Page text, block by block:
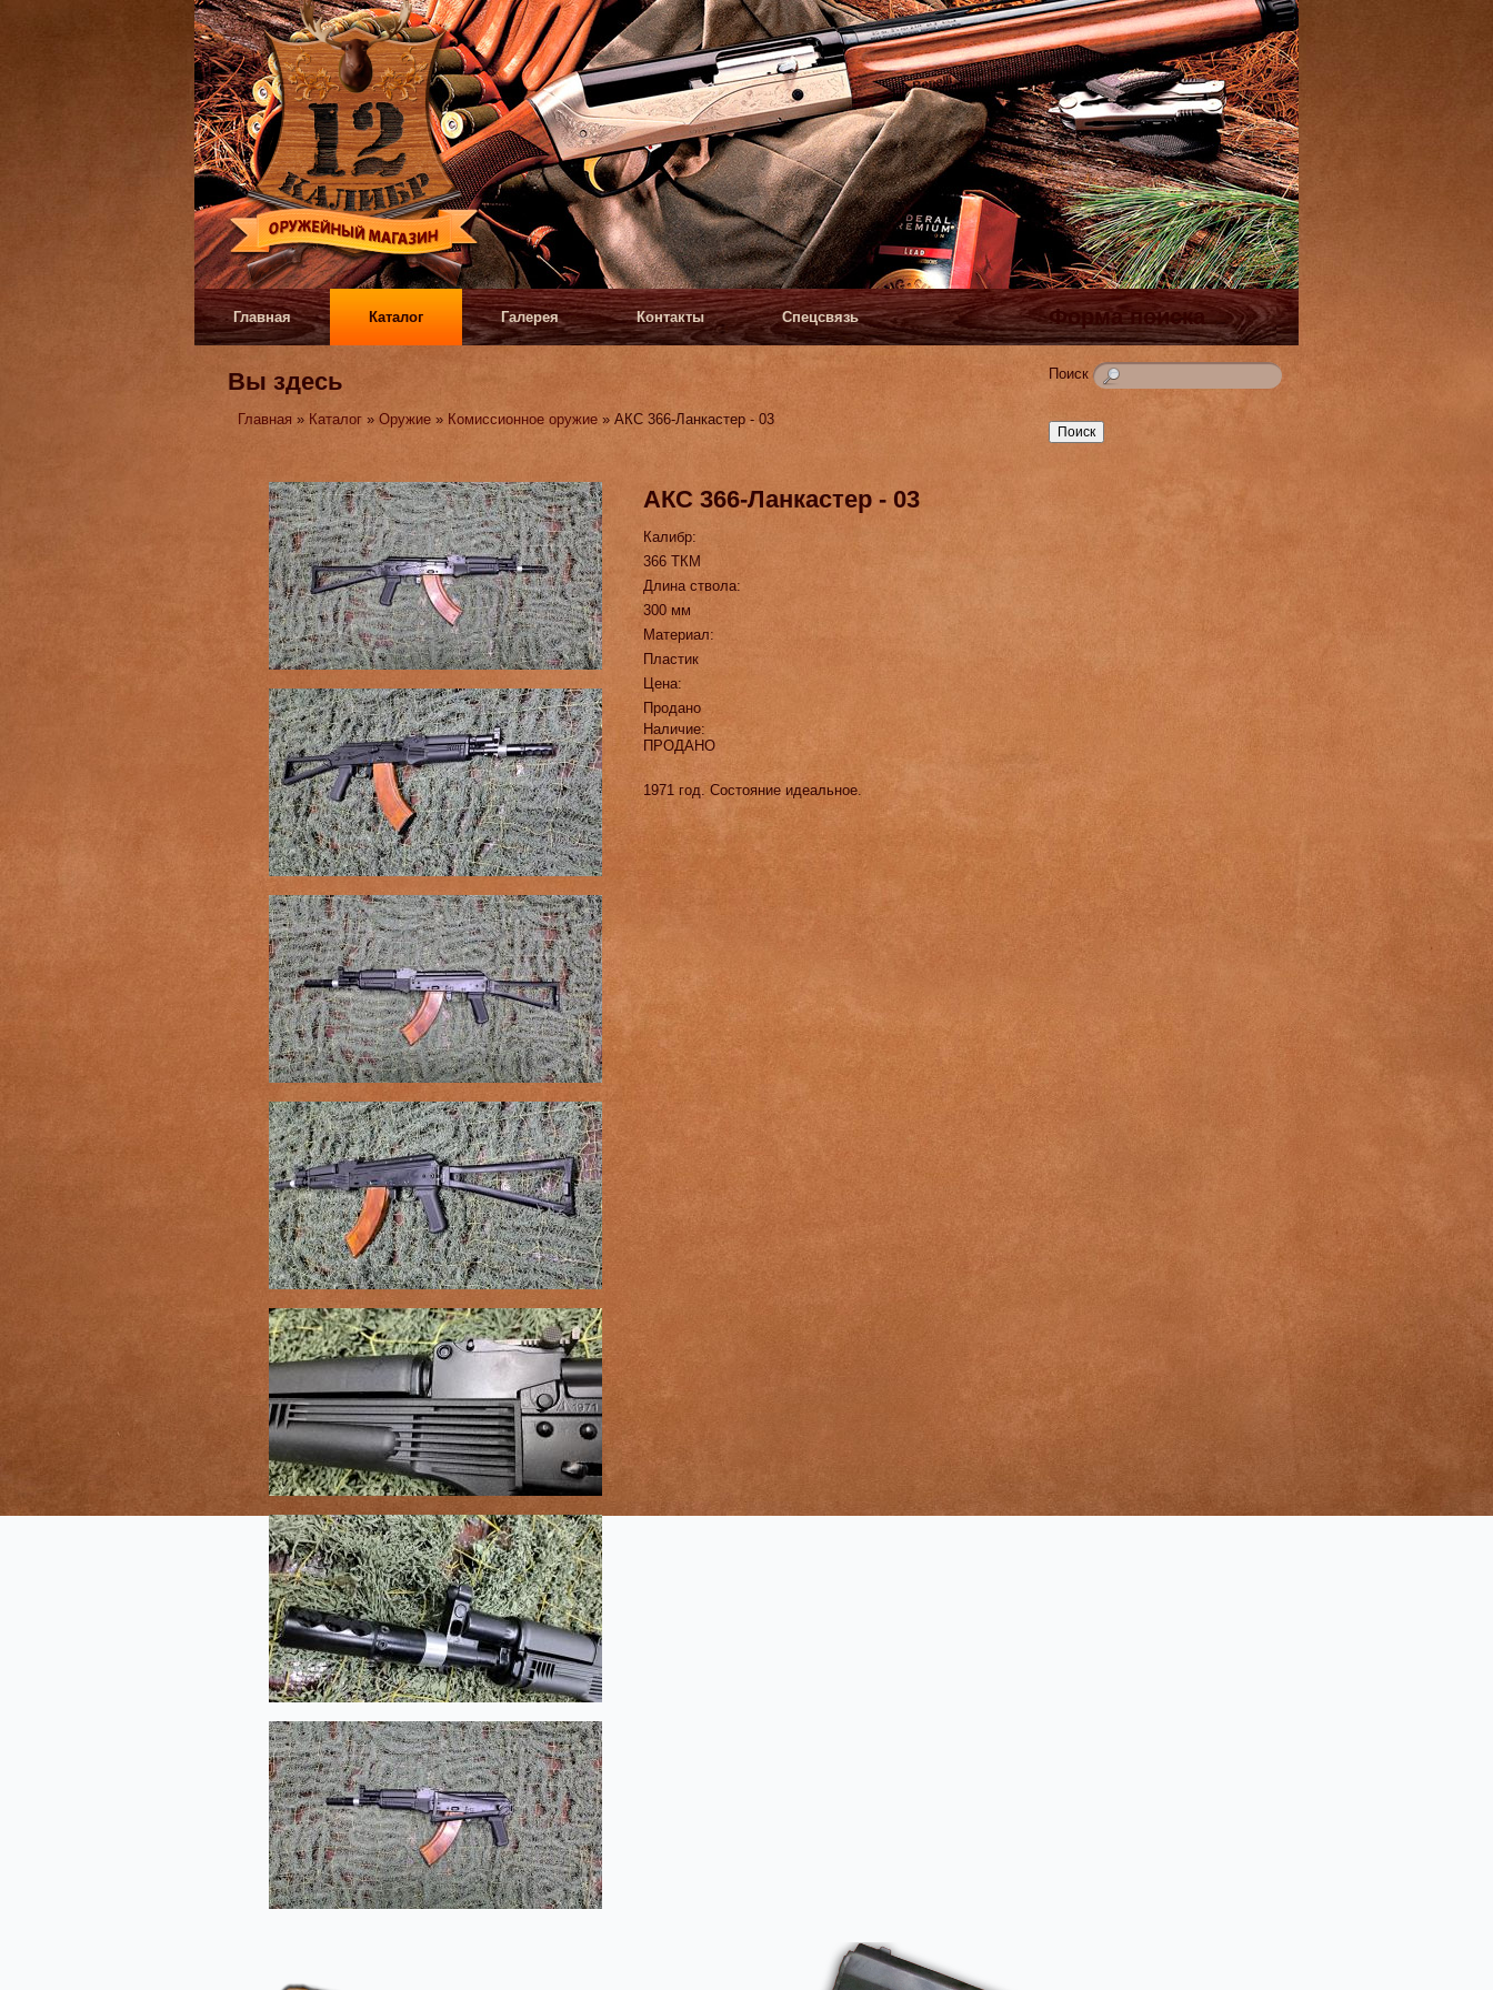
Форма поиска
Поиск
Главная Каталог Галерея Контакты Спецсвязь
Вы здесь
Главная » Каталог »Оружие » Комиссионное оружие » АКС 366-Ланкастер - 03
АКС 366-Ланкастер - 03
Калибр:
366 ТКМ
Длина ствола:
300 мм
Материал:
Пластик
Цена:
Продано
Наличие:
ПРОДАНО
1971 год. Состояние идеальное.